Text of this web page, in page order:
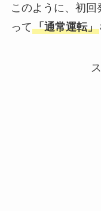
このように、初回
って「通常運転」